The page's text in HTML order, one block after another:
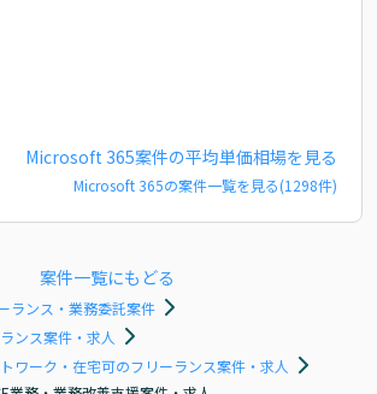
Microsoft 365案件の平均単価相場を見る
Microsoft 365の案件一覧を見る(1298件)
案件一覧にもどる
ランス・業務委託案件
ンス案件・求人
ワーク・在宅可のフリーランス案件・求人